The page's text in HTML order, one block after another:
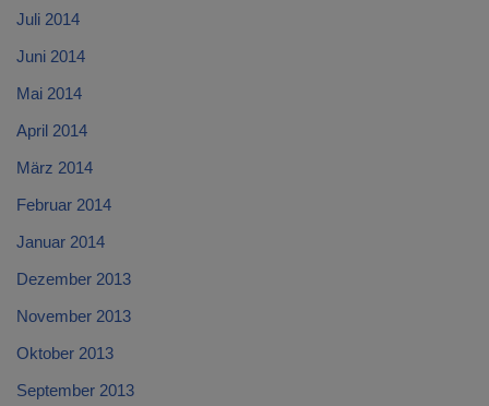
Juli 2014
Juni 2014
Mai 2014
April 2014
März 2014
Februar 2014
Januar 2014
Dezember 2013
November 2013
Oktober 2013
September 2013